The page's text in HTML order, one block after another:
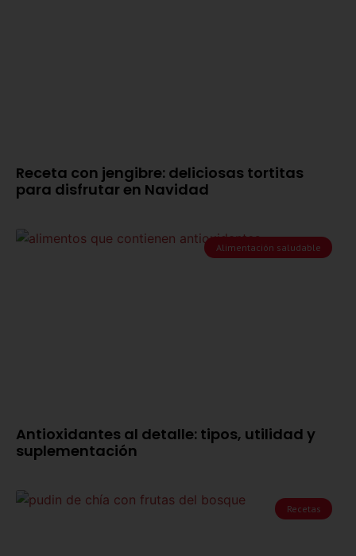
Receta con jengibre: deliciosas tortitas
para disfrutar en Navidad
Alimentación saludable
Antioxidantes al detalle: tipos, utilidad y
suplementación
Recetas